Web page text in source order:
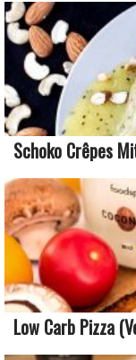
Schoko Crêpes
Low Carb Pizza